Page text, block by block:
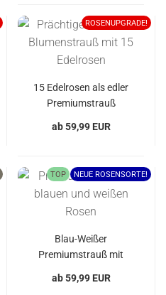
ROSENUPGRADE!
15 Edelrosen als edler
Premiumstrauß
ab 59,99 EUR
TOP NEUE ROSENSORTE!
Blau-Weißer
Premiumstrauß mit
ab 59,99 EUR